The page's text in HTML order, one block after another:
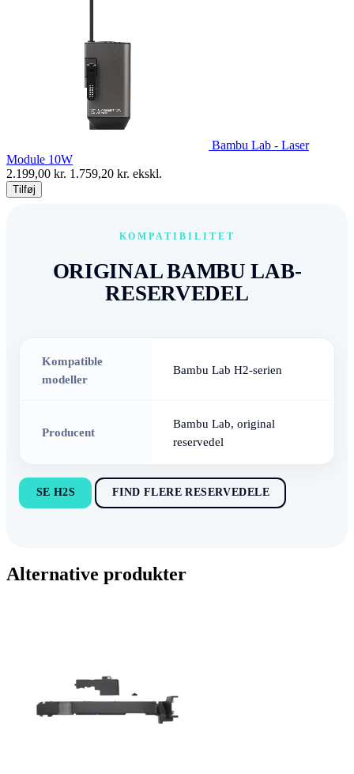
Bambu Lab - Laser
Module 10W
2.199,00 kr. 1.759,20 kr. ekskl.
Tilføj
KOMPATIBILITET
ORIGINAL BAMBU LAB-
RESERVEDEL
Kompatible
modeller
Bambu Lab H2-serien
Producent
Bambu Lab, original
reservedel
SE H2S FIND FLERE RESERVEDELE
Alternative produkter